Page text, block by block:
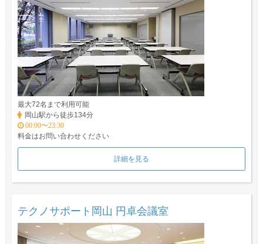
最大72名まで利用可能
岡山駅から徒歩134分
00:00〜23:30
料金はお問い合わせください
詳細を見る
テクノサポート岡山 円卓会議室